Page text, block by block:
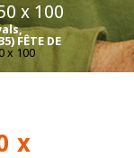
x 100
FÊTE DE
x 100
x